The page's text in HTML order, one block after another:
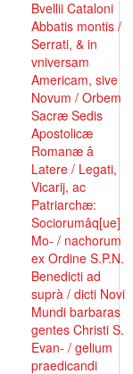
Bvellii Cataloni
Abbatis montis /
Serrati, & in
vniversam
Americam, sive
Novum / Orbem
Sacræ Sedis
Apostolicæ
Romanæ â
Latere / Legati,
Vicarij, ac
Patriarchæ:
Sociorumâq[ue]
Mo- / nachorum
ex Ordine S.P.N.
Benedicti ad
suprà / dicti Novi
Mundi barbaras
gentes Christi S.
Evan- / gelium
praedicandi